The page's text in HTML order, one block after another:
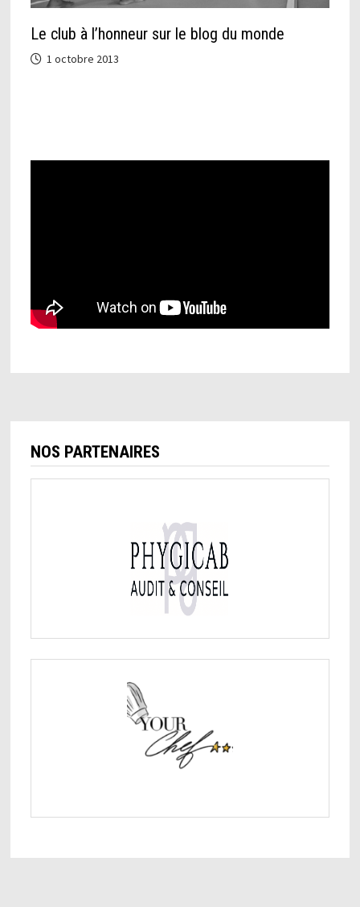
Le club à l’honneur sur le blog du monde
1 octobre 2013
NOS PARTENAIRES